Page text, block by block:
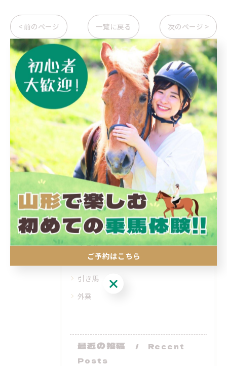
< 前のページ 一覧に戻る 次のページ >
関連タグ
#山形 #乗馬
カテゴリー
Categories
全てのカテゴリー
初めて
子ども
エサやり
引き馬
外乗
最近の投稿
Recent
Posts
ご予約はこちら
ご予約はこちら